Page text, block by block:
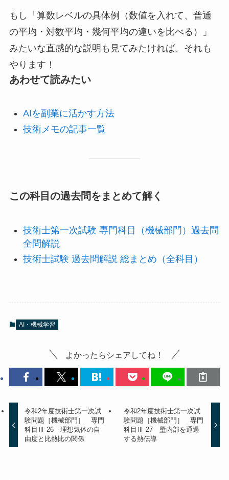
もし「算数レベルの具体例（数値を入れて、普通
の平均・対数平均・幾何平均の違いを比べる）」
みたいな直感的な説明も見てみたければ、それも
やります！
あわせて読みたい
AIを副業に活かす方法
技術メモの記事一覧
この科目の過去問をまとめて解く
技術士第一次試験 専門科目（機械部門）過去問
全問解説
技術士試験 過去問解説 総まとめ（全科目）
AI・機械学習
よかったらシェアしてね！
令和2年度技術士第一次試
験問題［機械部門］ 専門
科目Ⅲ-26 理想気体の自
由度と比熱比の関係
令和2年度技術士第一次試
験問題［機械部門］ 専門
科目Ⅲ-27 壁内部を通過
する熱伝導